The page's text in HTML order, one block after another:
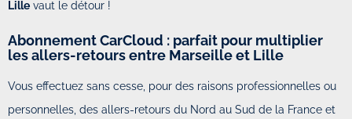
Lille vaut le détour !
Abonnement CarCloud : parfait pour multiplier
les allers-retours entre Marseille et Lille
Vous effectuez sans cesse, pour des raisons professionnelles ou
personnelles, des allers-retours du Nord au Sud de la France et